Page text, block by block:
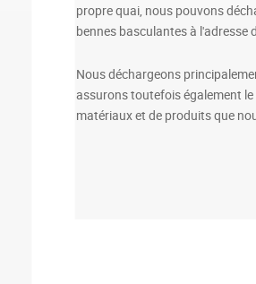
propre quai, nous pouvons
bennes basculantes à l'adresse
Nous déchargeons
assurons toutefois également
matériaux et de produits que